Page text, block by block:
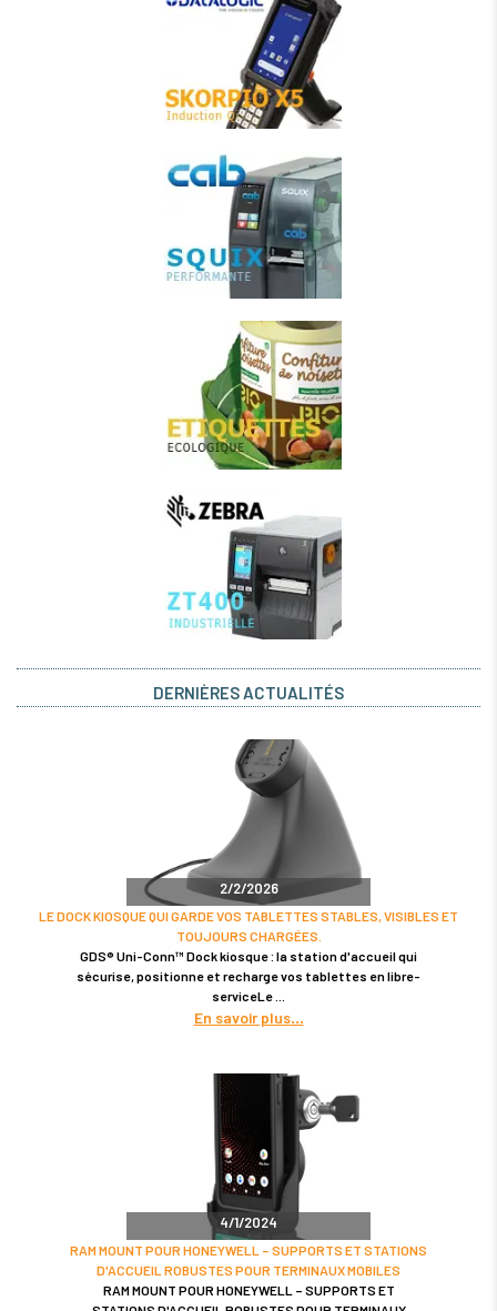
DERNIÈRES ACTUALITÉS
2/2/2026
LE DOCK KIOSQUE QUI GARDE VOS TABLETTES STABLES, VISIBLES ET
TOUJOURS CHARGÉES.
GDS® Uni-Conn™ Dock kiosque : la station d'accueil qui
sécurise, positionne et recharge vos tablettes en libre-
serviceLe
En savoir plus
4/1/2024
RAM MOUNT POUR HONEYWELL – SUPPORTS ET STATIONS
D'ACCUEIL ROBUSTES POUR TERMINAUX MOBILES
RAM MOUNT POUR HONEYWELL – SUPPORTS ET